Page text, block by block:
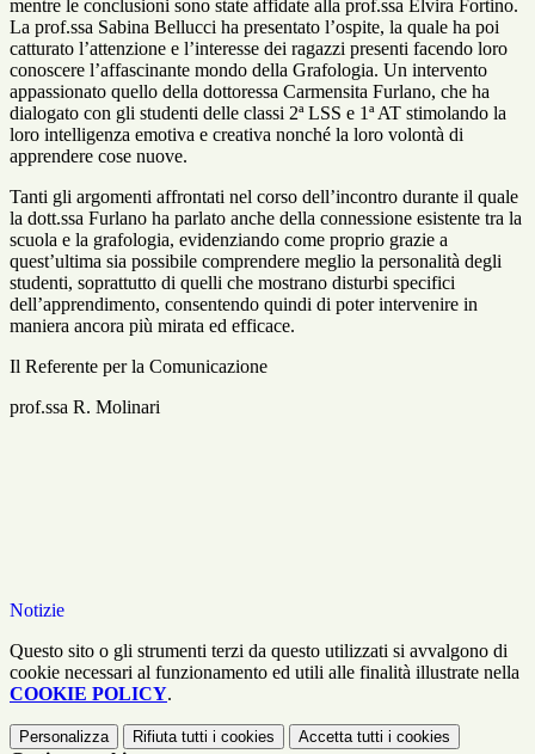
mentre le conclusioni sono state affidate alla prof.ssa Elvira Fortino.
La prof.ssa Sabina Bellucci ha presentato l’ospite, la quale ha poi
catturato l’attenzione e l’interesse dei ragazzi presenti facendo loro
conoscere l’affascinante mondo della Grafologia. Un intervento
appassionato quello della dottoressa Carmensita Furlano, che ha
dialogato con gli studenti delle classi 2ª LSS e 1ª AT stimolando la
loro intelligenza emotiva e creativa nonché la loro volontà di
apprendere cose nuove.
Tanti gli argomenti affrontati nel corso dell’incontro durante il quale
la dott.ssa Furlano ha parlato anche della connessione esistente tra la
scuola e la grafologia, evidenziando come proprio grazie a
quest’ultima sia possibile comprendere meglio la personalità degli
studenti, soprattutto di quelli che mostrano disturbi specifici
dell’apprendimento, consentendo quindi di poter intervenire in
maniera ancora più mirata ed efficace.
Il Referente per la Comunicazione
prof.ssa R. Molinari
Notizie
Questo sito o gli strumenti terzi da questo utilizzati si avvalgono di
cookie necessari al funzionamento ed utili alle finalità illustrate nella
COOKIE POLICY.
Personalizza Rifiuta tutti i cookies Accetta tutti i cookies